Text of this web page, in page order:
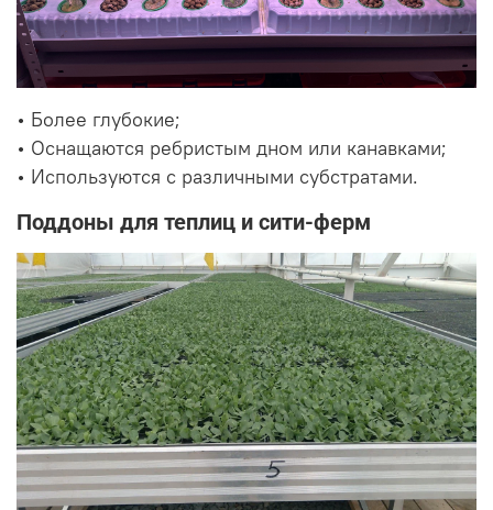
• Более глубокие;
• Оснащаются ребристым дном или канавками;
• Используются с различными субстратами.
Поддоны для теплиц и сити-ферм